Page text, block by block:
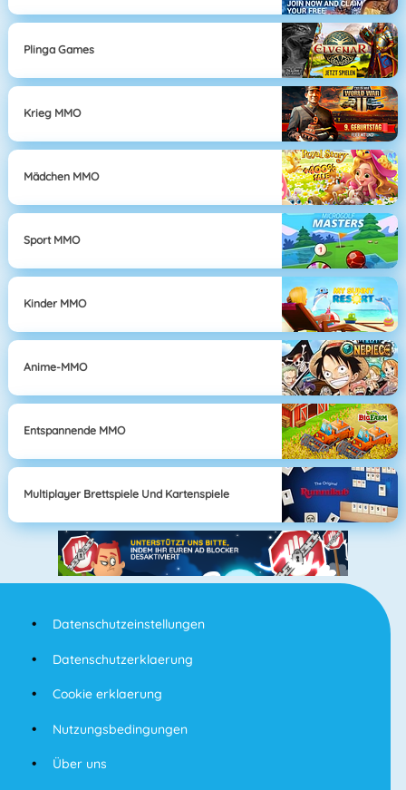
Plinga Games
Krieg MMO
Mädchen MMO
Sport MMO
Kinder MMO
Anime-MMO
Entspannende MMO
Multiplayer Brettspiele Und Kartenspiele
Datenschutzeinstellungen
Datenschutzerklaerung
Cookie erklaerung
Nutzungsbedingungen
Über uns